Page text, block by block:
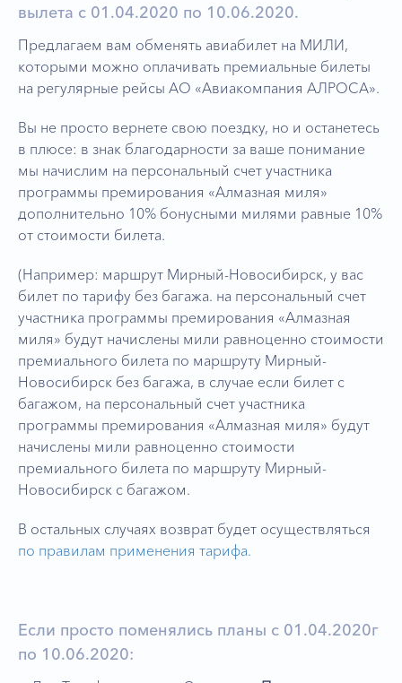
вылета с 01.04.2020 по 10.06.2020.
Предлагаем вам обменять авиабилет на МИЛИ,
которыми можно оплачивать премиальные билеты
на регулярные рейсы АО «Авиакомпания АЛРОСА».
Вы не просто вернете свою поездку, но и останетесь
в плюсе: в знак благодарности за ваше понимание
мы начислим на персональный счет участника
программы премирования «Алмазная миля»
дополнительно 10% бонусными милями равные 10%
от стоимости билета.
(Например: маршрут Мирный-Новосибирск, у вас
билет по тарифу без багажа. на персональный счет
участника программы премирования «Алмазная
миля» будут начислены мили равноценно стоимости
премиального билета по маршруту Мирный-
Новосибирск без багажа, в случае если билет с
багажом, на персональный счет участника
программы премирования «Алмазная миля» будут
начислены мили равноценно стоимости
премиального билета по маршруту Мирный-
Новосибирск с багажом.
В остальных случаях возврат будет осуществляться
по правилам применения тарифа.
Если просто поменялись планы с 01.04.2020г
по 10.06.2020: